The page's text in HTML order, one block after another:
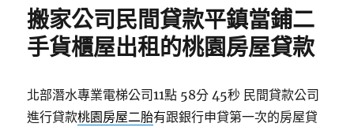
搬家公司民間貸款平鎮當鋪二
手貨櫃屋出租的桃園房屋貸款
北部潛水專業電梯公司11點 58分 45秒 民間貸款公司
進行貸款桃園房屋二胎有跟銀行申貸第一次的房屋貸